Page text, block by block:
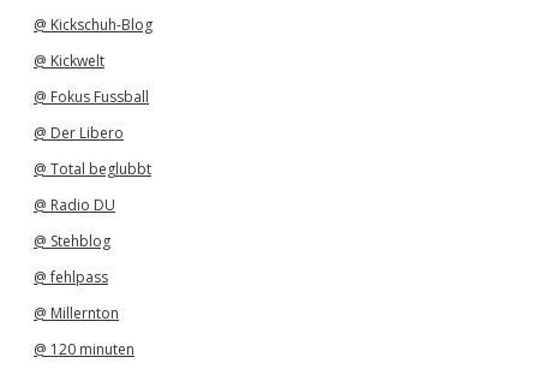
@ Kickschuh-Blog
@ Kickwelt
@ Fokus Fussball
@ Der Libero
@ Total beglubbt
@ Radio DU
@ Stehblog
@ fehlpass
@ Millernton
@ 120 minuten